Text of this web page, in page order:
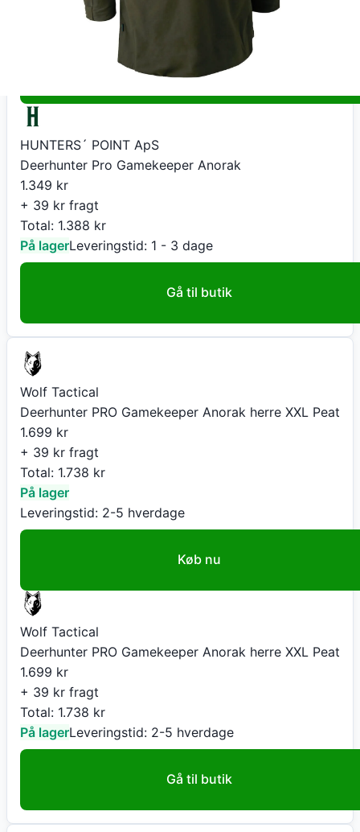
Leveringstid:1 - 3 dage
Køb nu
HUNTERS´ POINT ApS
Deerhunter Pro Gamekeeper Anorak
1.349 kr
+ 39 kr fragt
Total: 1.388 kr
På lagerLeveringstid: 1 - 3 dage
Gå til butik
Wolf Tactical
Deerhunter PRO Gamekeeper Anorak herre XXL Peat
1.699 kr
+ 39 kr fragt
Total: 1.738 kr
På lager
Leveringstid: 2-5 hverdage
Køb nu
Wolf Tactical
Deerhunter PRO Gamekeeper Anorak herre XXL Peat
1.699 kr
+ 39 kr fragt
Total: 1.738 kr
På lagerLeveringstid: 2-5 hverdage
Gå til butik